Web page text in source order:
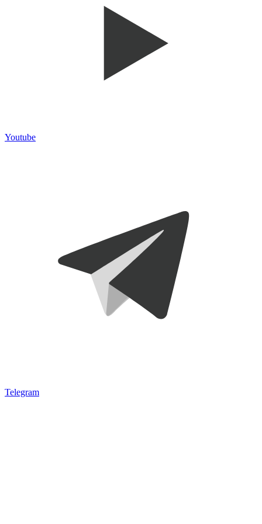
Youtube
Telegram